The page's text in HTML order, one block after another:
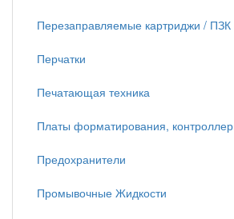
Перезаправляемые картриджи / ПЗК
Перчатки
Печатающая техника
Платы форматирования, контроллер
Предохранители
Промывочные Жидкости